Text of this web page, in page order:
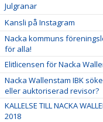
Julgranar
Kansli på Instagram
Nacka kommuns
för alla!
Elitlicensen för Nacka
Nacka Wallenstam IBK
eller auktoriserad revisor?
KALLELSE TILL NACKA
2018